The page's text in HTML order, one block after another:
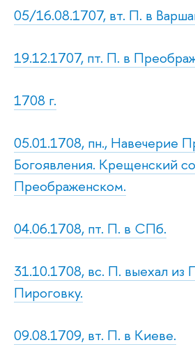
05/16.08.1707, вт. П. в
19.12.1707, пт. П. в
1708 г.
05.01.1708, пн., Навечерие
Богоявления. Крещенский
Преображенском.
04.06.1708, пт. П. в СПб.
31.10.1708, вс. П. выехал из
Пироговку.
09.08.1709, вт. П. в Киеве.